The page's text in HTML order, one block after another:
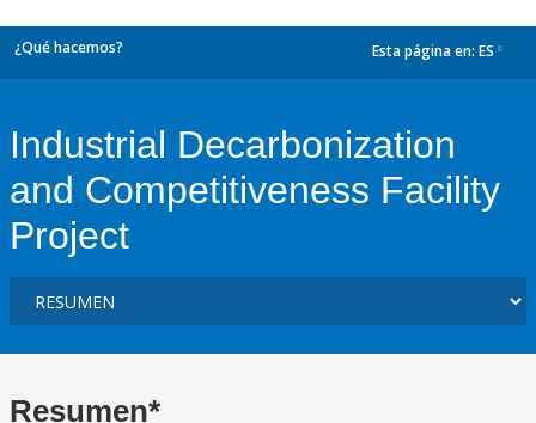
¿Qué hacemos? Esta página en: ES
Industrial Decarbonization
and Competitiveness Facility
Project
Resumen*